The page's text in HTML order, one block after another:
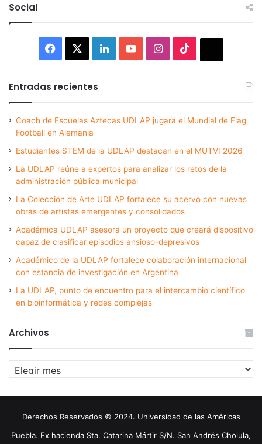
Social
Facebook LinkedInYouTubeInstagram
Entradas recientes
Coach de Escuelas Aztecas UDLAP jugará el Mundial de Flag
Football en Alemania
Estudiantes STEM de la UDLAP destacan en el MUTVI 2026
La UDLAP reúne a expertos para analizar los retos de la
administración pública municipal
La Colección de Arte UDLAP fortalece su acervo con nuevas
obras de artistas emergentes y consolidados
Académica UDLAP asesora un proyecto que creará dispositivo
capaz de clasificar episodios ansioso-depresivos
Académico de la UDLAP fortalece colaboración internacional
con estancia de investigación en Argentina
La UDLAP, punto de encuentro para el intercambio científico
en bioinformática y redes complejas
Archivos
Archivos
Derechos Reservados © 2024. Universidad de las Américas
Puebla. Ex hacienda Sta. Catarina Mártir S/N. San Andrés Cholula,